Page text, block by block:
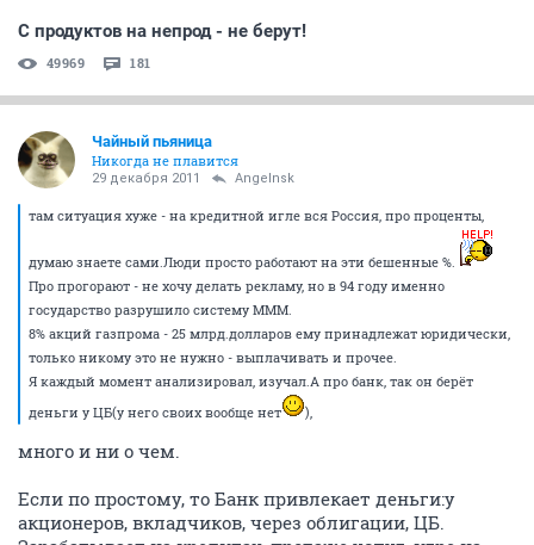
С продуктов на непрод - не берут!
49969 181
Чайный пьяница
Никогда не плавится
29 декабря 2011 Angelnsk
там ситуация хуже - на кредитной игле вся Россия, про проценты,
думаю знаете сами.Люди просто работают на эти бешенные %.
Про прогорают - не хочу делать рекламу, но в 94 году именно
государство разрушило систему МММ.
8% акций газпрома - 25 млрд.долларов ему принадлежат юридически,
только никому это не нужно - выплачивать и прочее.
Я каждый момент анализировал, изучал.А про банк, так он берёт
деньги у ЦБ(у него своих вообще нет
),
много и ни о чем.
Если по простому, то Банк привлекает деньги:у
акционеров, вкладчиков, через облигации, ЦБ.